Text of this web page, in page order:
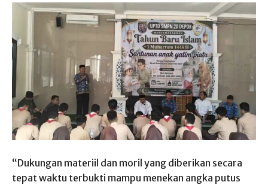
“Dukungan materiil dan moril yang diberikan secara
tepat waktu terbukti mampu menekan angka putus